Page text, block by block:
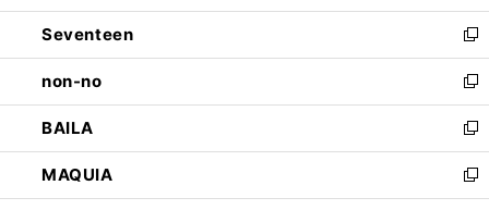
開
く
ウ
で
開
く
ン
ド
ウ
で
開
く
Seventeen
新
し
い
ウ
ィ
ン
ド
ウ
non-no
新
し
い
ウ
ィ
ン
BAILA
新
し
い
ウ
MAQUIA
新
し